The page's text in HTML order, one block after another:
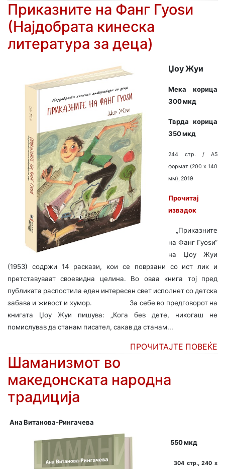
Приказните на Фанг Гуоsи
(Најдобрата кинеска
литература за деца)
Џоу Жуи
Мека корица
300 мкд
Тврда корица
350 мкд
244 стр. / A5
формат (200 x 140
мм), 2019
Прочитај
извадок
„Приказните
на Фанг Гуоѕи“
на Џоу Жуи
(1953) содржи 14 раскази, кои се поврзани со ист лик и
претставуваат своевидна целина. Во оваа книга тој пред
публиката распостила еден интересен свет исполнет со детска
забава и живост и хумор. За себе во предговорот на
книгата Џоу Жуи пишува: „Кога бев дете, никогаш не
помислував да станам писател, сакав да станам...
ПРОЧИТАЈТЕ ПОВЕЌЕ
Шаманизмот во
македонската народна
традиција
Ана Витанова-Рингачева
550 мкд
304 стр., 240 х